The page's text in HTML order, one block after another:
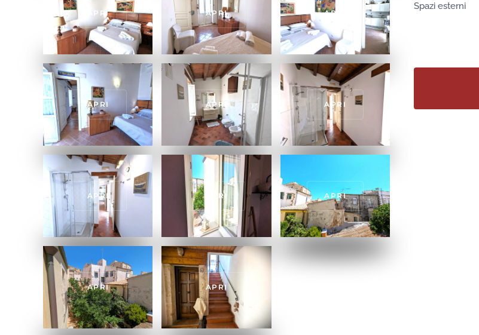
APRI APRI APRI
APRI APRI APRI
APRI APRI APRI
APRI APRI
Spazi esterni